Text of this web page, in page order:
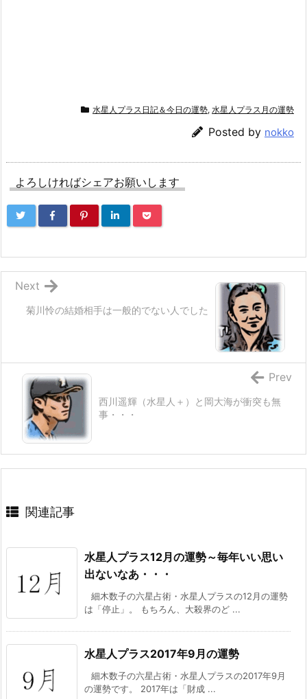
水星人プラス日記＆今日の運勢, 水星人プラス月の運勢
Posted by nokko
よろしければシェアお願いします
菊川怜の結婚相手は一般的でない人でした
Next
西川遥輝（水星人＋）と岡大海が衝突も無
事・・・
Prev
関連記事
水星人プラス12月の運勢～毎年いい思い
出ないなあ・・・
細木数子の六星占術・水星人プラスの12月の運勢
は「停止」。 もちろん、大殺界のど ...
水星人プラス2017年9月の運勢
細木数子の六星占術・水星人プラスの2017年9月
の運勢です。 2017年は「財成 ...